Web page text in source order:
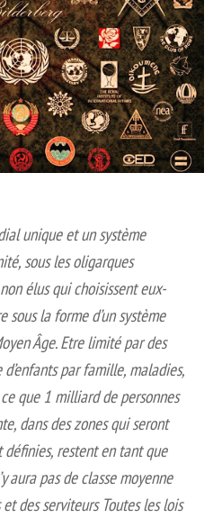
unique et un système
sous les oligarques
élus qui choisissent eux-
la forme d’un système
Âge. Etre limité par des
par famille, maladies,
que 1 milliard de personnes
dans des zones qui seront
restent en tant que
aura pas de classe moyenne
des serviteurs Toutes les lois